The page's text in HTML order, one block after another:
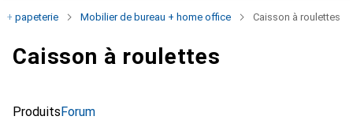
+ papeterie Mobilier de bureau + home office Caisson à roulettes
Caisson à roulettes
ProduitsForum